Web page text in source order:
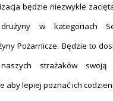
będzie niezwykle
w kategoriach
Pożarnicze. Będzie to
strażaków swoją
aby lepiej poznać ich